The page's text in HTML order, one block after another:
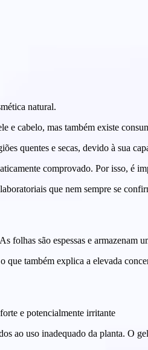
natural.
e cabelo, mas também existe
quentes e secas, devido à sua
comprovado. Por isso, é
que nem sempre se
folhas são espessas e armazenam
também explica a elevada
e potencialmente irritante
ao uso inadequado da planta. O